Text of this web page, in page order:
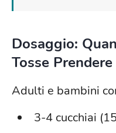
Dosaggio:
Tosse
Adulti e bambini
3-4 cucchiai